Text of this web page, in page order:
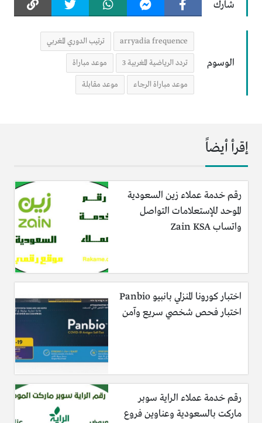
شارك
الوسوم
arryadia frequence ترتيب الدوري المغربي
تردد الرياضية المغربية 3 موعد مباراة
موعد مباراة الرجاء موعد مقابلة
إقرأ أيضاً
رقم خدمة عملاء زين السعودية
الموحد للإستعلامات التواصل
واتساب Zain KSA
اختبار كورونا المنزلي بانبيو Panbio
اختبار فحص شخصي سريع وآمن
رقم خدمة عملاء الراية سوبر
ماركت بالسعودية وعناوين فروع